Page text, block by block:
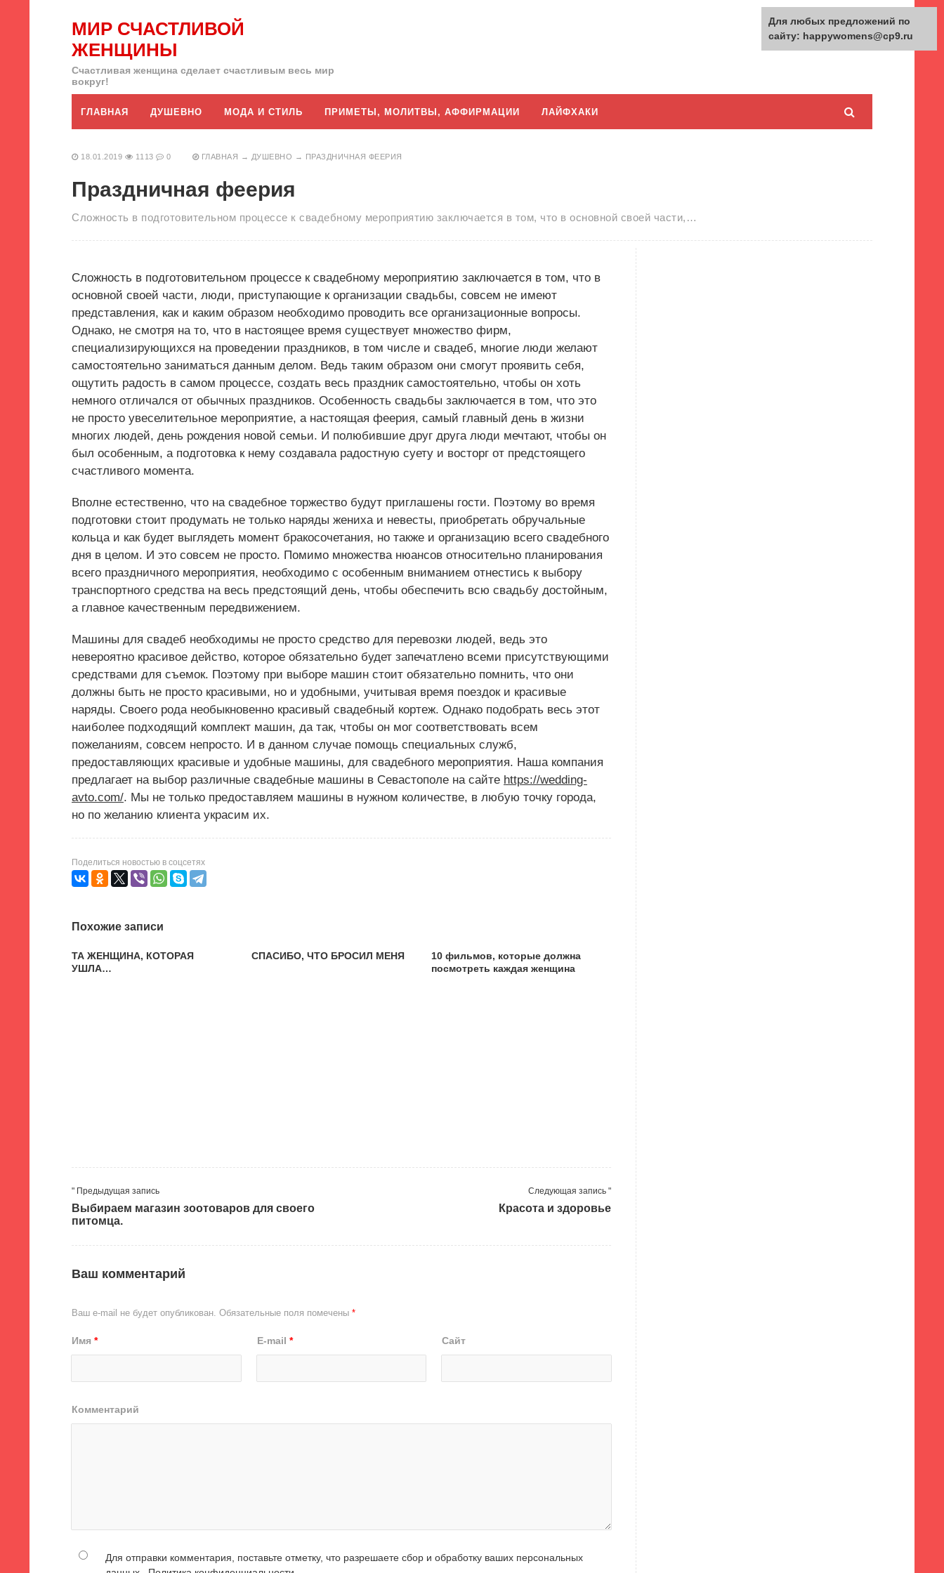
МИР СЧАСТЛИВОЙ
ЖЕНЩИНЫ
Счастливая женщина сделает счастливым весь мир
вокруг!
ГЛАВНАЯ ДУШЕВНО МОДА И СТИЛЬ ПРИМЕТЫ, МОЛИТВЫ, АФФИРМАЦИИ ЛАЙФХАКИ
18.01.2019 1113 0 ГЛАВНАЯ → ДУШЕВНО → ПРАЗДНИЧНАЯ ФЕЕРИЯ
Праздничная феерия
Сложность в подготовительном процессе к свадебному мероприятию заключается в том, что в основной своей части,…
Сложность в подготовительном процессе к свадебному мероприятию заключается в том, что в
основной своей части, люди, приступающие к организации свадьбы, совсем не имеют
представления, как и каким образом необходимо проводить все организационные вопросы.
Однако, не смотря на то, что в настоящее время существует множество фирм,
специализирующихся на проведении праздников, в том числе и свадеб, многие люди желают
самостоятельно заниматься данным делом. Ведь таким образом они смогут проявить себя,
ощутить радость в самом процессе, создать весь праздник самостоятельно, чтобы он хоть
немного отличался от обычных праздников. Особенность свадьбы заключается в том, что это
не просто увеселительное мероприятие, а настоящая феерия, самый главный день в жизни
многих людей, день рождения новой семьи. И полюбившие друг друга люди мечтают, чтобы он
был особенным, а подготовка к нему создавала радостную суету и восторг от предстоящего
счастливого момента.
Вполне естественно, что на свадебное торжество будут приглашены гости. Поэтому во время
подготовки стоит продумать не только наряды жениха и невесты, приобретать обручальные
кольца и как будет выглядеть момент бракосочетания, но также и организацию всего свадебного
дня в целом. И это совсем не просто. Помимо множества нюансов относительно планирования
всего праздничного мероприятия, необходимо с особенным вниманием отнестись к выбору
транспортного средства на весь предстоящий день, чтобы обеспечить всю свадьбу достойным,
а главное качественным передвижением.
Машины для свадеб необходимы не просто средство для перевозки людей, ведь это
невероятно красивое действо, которое обязательно будет запечатлено всеми присутствующими
средствами для съемок. Поэтому при выборе машин стоит обязательно помнить, что они
должны быть не просто красивыми, но и удобными, учитывая время поездок и красивые
наряды. Своего рода необыкновенно красивый свадебный кортеж. Однако подобрать весь этот
наиболее подходящий комплект машин, да так, чтобы он мог соответствовать всем
пожеланиям, совсем непросто. И в данном случае помощь специальных служб,
предоставляющих красивые и удобные машины, для свадебного мероприятия. Наша компания
предлагает на выбор различные свадебные машины в Севастополе на сайте https://wedding-
avto.com/. Мы не только предоставляем машины в нужном количестве, в любую точку города,
но по желанию клиента украсим их.
Поделиться новостью в соцсетях
Похожие записи
ТА ЖЕНЩИНА, КОТОРАЯ
УШЛА…
СПАСИБО, ЧТО БРОСИЛ МЕНЯ
10 фильмов, которые должна
посмотреть каждая женщина
" Предыдущая запись
Выбираем магазин зоотоваров для своего
питомца.
Следующая запись "
Красота и здоровье
Ваш комментарий
Ваш e-mail не будет опубликован. Обязательные поля помечены *
Имя * E-mail * Сайт
Комментарий
Для отправки комментария, поставьте отметку, что разрешаете сбор и обработку ваших персональных
Для любых предложений по
сайту: happywomens@cp9.ru